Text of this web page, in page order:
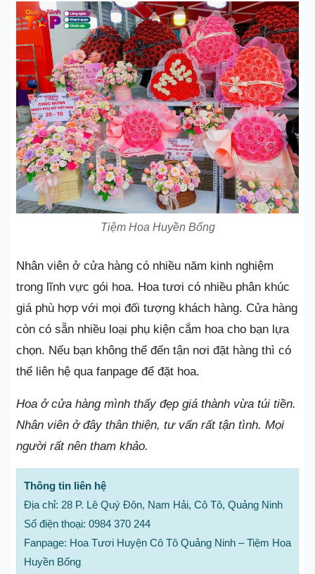
Tiệm Hoa Huyền Bống
Nhân viên ở cửa hàng có nhiều năm kinh nghiệm
trong lĩnh vực gói hoa. Hoa tươi có nhiều phân khúc
giá phù hợp với mọi đối tượng khách hàng. Cửa hàng
còn có sẵn nhiều loại phụ kiện cắm hoa cho bạn lựa
chọn. Nếu bạn không thể đến tận nơi đặt hàng thì có
thể liên hệ qua fanpage để đặt hoa.
Hoa ở cửa hàng mình thấy đẹp giá thành vừa túi tiền.
Nhân viên ở đây thân thiện, tư vấn rất tận tình. Mọi
người rất nên tham khảo.
Thông tin liên hệ
Địa chỉ: 28 P. Lê Quý Đôn, Nam Hải, Cô Tô, Quảng Ninh
Số điện thoại: 0984 370 244
Fanpage: Hoa Tươi Huyện Cô Tô Quảng Ninh – Tiệm Hoa
Huyền Bống